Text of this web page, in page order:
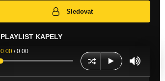
Sledovat
PLAYLIST KAPELY
0:00 /0:00